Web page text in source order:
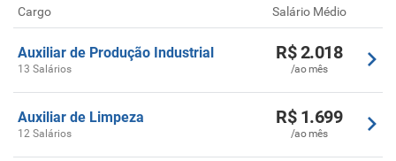
Cargo Salário Médio
Auxiliar de Produção Industrial
13 Salários
R$ 2.018
/ao mês
Auxiliar de Limpeza
12 Salários
R$ 1.699
/ao mês